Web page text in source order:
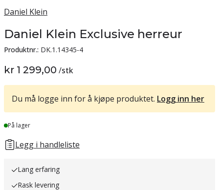
Daniel Klein
Daniel Klein Exclusive herreur
Produktnr.: DK.1.14345-4
kr 1 299,00 /stk
Du må logge inn for å kjøpe produktet. Logg inn her
Lager
På lager
Legg i handleliste
Lang erfaring
Rask levering